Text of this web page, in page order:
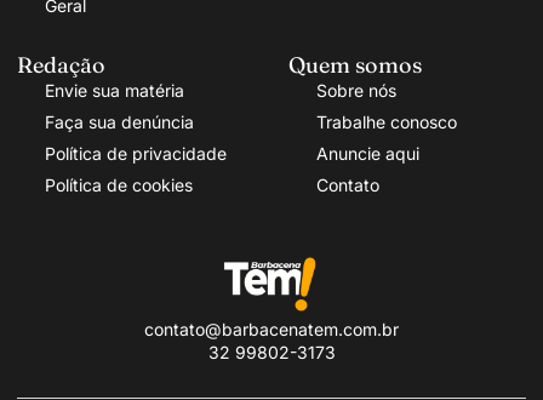
Geral
Redação
Envie sua matéria
Faça sua denúncia
Política de privacidade
Política de cookies
Quem somos
Sobre nós
Trabalhe conosco
Anuncie aqui
Contato
contato@barbacenatem.com.br
32 99802-3173